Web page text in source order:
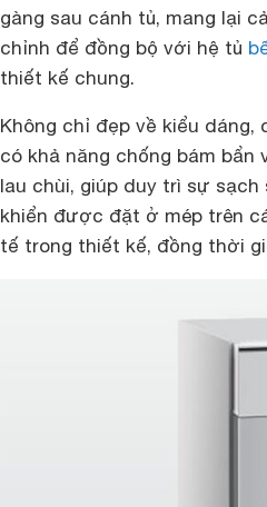
gàng sau cánh tủ, mang lại
chỉnh để đồng bộ với hệ tủ
thiết kế chung.
Không chỉ đẹp về kiểu
có khả năng chống bám bẩn
lau chùi, giúp duy trì sự
khiển được đặt ở mép trên
tế trong thiết kế, đồng thời